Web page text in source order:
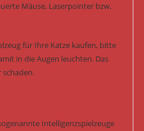
Mäuse, Laserpointer bzw.
für Ihre Katze kaufen, bitte
in die Augen leuchten. Das
schaden.
Intelligenzspielzeuge